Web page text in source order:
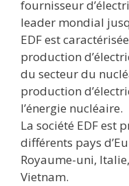
fournisseur
leader mondial
EDF est
production
du secteur du
production
l’énergie nucléaire.
La société EDF est
différents pays
Royaume-uni,
Vietnam.